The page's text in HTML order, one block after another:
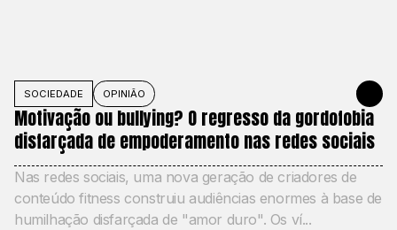
SOCIEDADE OPINIÃO 27 DE
Motivação ou bullying? O regresso da gordofobia
disfarçada de empoderamento nas redes sociais
Nas redes sociais, uma nova geração de criadores de
conteúdo fitness construiu audiências enormes à base de
humilhação disfarçada de "amor duro". Os ví...